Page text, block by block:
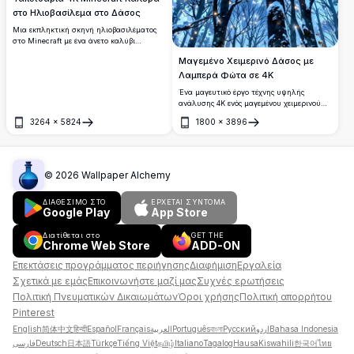
στο Ηλιοβασίλεμα στο Δάσος
Μια εκπληκτική σκηνή ηλιοβασιλέματος
στο Minecraft με ένα άνετο καλύβι
3264 × 5824
Άνοιγμα
Μαγεμένο Χειμερινό Δάσος με
Λαμπερά Φώτα σε 4K
Ένα μαγευτικό έργο τέχνης υψηλής
ανάλυσης 4K ενός μαγεμένου χειμερινού
δάσους, όπου ψηλά δέντρα καλυμμένα με
χιόνι υψώνονται προς έναν έναστρο
υψηλής ποιότητας εικονογράφηση
αποτυπώνει την ήρεμη ομορφιά ενός
μυστικιστικού δάσους, ιδανική για
ταπετσαρίες, εκτυπώσεις ή ψηφιακές
συλλογές.
1800 × 3896
Άνοιγμα
© 2026 Wallpaper Alchemy
ΔΙΑΘΕΣΙΜΟ ΣΤΟ
Google Play
ΈΡΧΕΤΑΙ ΣΎΝΤΟΜΑ
App Store
Διατίθεται στο
Chrome Web Store
GET THE
ADD-ON
Επεκτάσεις προγράμματος περιήγησηςΔιαφήμισηΕργαλεία
Σχετικά με εμάςΕπικοινωνήστε μαζί μαςΣυχνές ερωτήσεις
Πολιτική Πνευματικών ΔικαιωμάτωνΌροι χρήσηςΠολιτική απορρήτου
Pinterest
English简体中文हिन्दीEspañol Françaisالعربية PortuguêsবাংলাРусскийاردو Bahasa Indonesia
فارسی Deutsch 日本語TürkçeTiếng Việtதமிழ் ItalianoTagalog Hausa Kiswahili한국어ไทย